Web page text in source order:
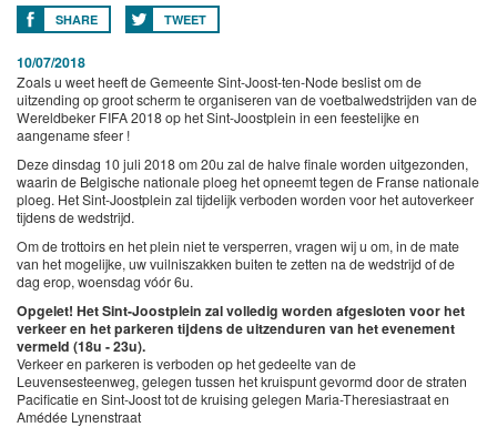
SHARE TWEET
10/07/2018
Zoals u weet heeft de Gemeente Sint-Joost-ten-Node beslist om de
uitzending op groot scherm te organiseren van de voetbalwedstrijden van de
Wereldbeker FIFA 2018 op het Sint-Joostplein in een feestelijke en
aangename sfeer !
Deze dinsdag 10 juli 2018 om 20u zal de halve finale worden uitgezonden,
waarin de Belgische nationale ploeg het opneemt tegen de Franse nationale
ploeg. Het Sint-Joostplein zal tijdelijk verboden worden voor het autoverkeer
tijdens de wedstrijd.
Om de trottoirs en het plein niet te versperren, vragen wij u om, in de mate
van het mogelijke, uw vuilniszakken buiten te zetten na de wedstrijd of de
dag erop, woensdag vóór 6u.
Opgelet! Het Sint-Joostplein zal volledig worden afgesloten voor het
verkeer en het parkeren tijdens de uitzenduren van het evenement
vermeld (18u - 23u).
Verkeer en parkeren is verboden op het gedeelte van de
Leuvensesteenweg, gelegen tussen het kruispunt gevormd door de straten
Pacificatie en Sint-Joost tot de kruising gelegen Maria-Theresiastraat en
Amédée Lynenstraat